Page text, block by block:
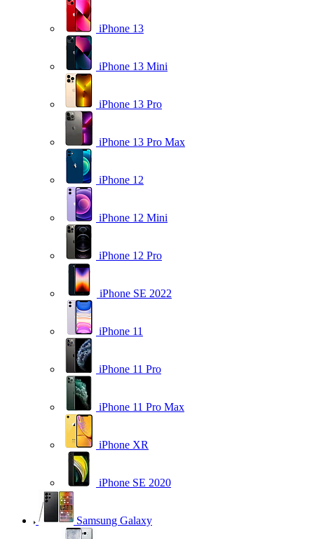
iPhone 13
iPhone 13 Mini
iPhone 13 Pro
iPhone 13 Pro Max
iPhone 12
iPhone 12 Mini
iPhone 12 Pro
iPhone SE 2022
iPhone 11
iPhone 11 Pro
iPhone 11 Pro Max
iPhone XR
iPhone SE 2020
Samsung Galaxy